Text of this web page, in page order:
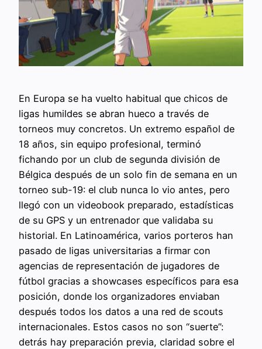
En Europa se ha vuelto habitual que chicos de
ligas humildes se abran hueco a través de
torneos muy concretos. Un extremo español de
18 años, sin equipo profesional, terminó
fichando por un club de segunda división de
Bélgica después de un solo fin de semana en un
torneo sub-19: el club nunca lo vio antes, pero
llegó con un videobook preparado, estadísticas
de su GPS y un entrenador que validaba su
historial. En Latinoamérica, varios porteros han
pasado de ligas universitarias a firmar con
agencias de representación de jugadores de
fútbol gracias a showcases específicos para esa
posición, donde los organizadores enviaban
después todos los datos a una red de scouts
internacionales. Estos casos no son “suerte”:
detrás hay preparación previa, claridad sobre el